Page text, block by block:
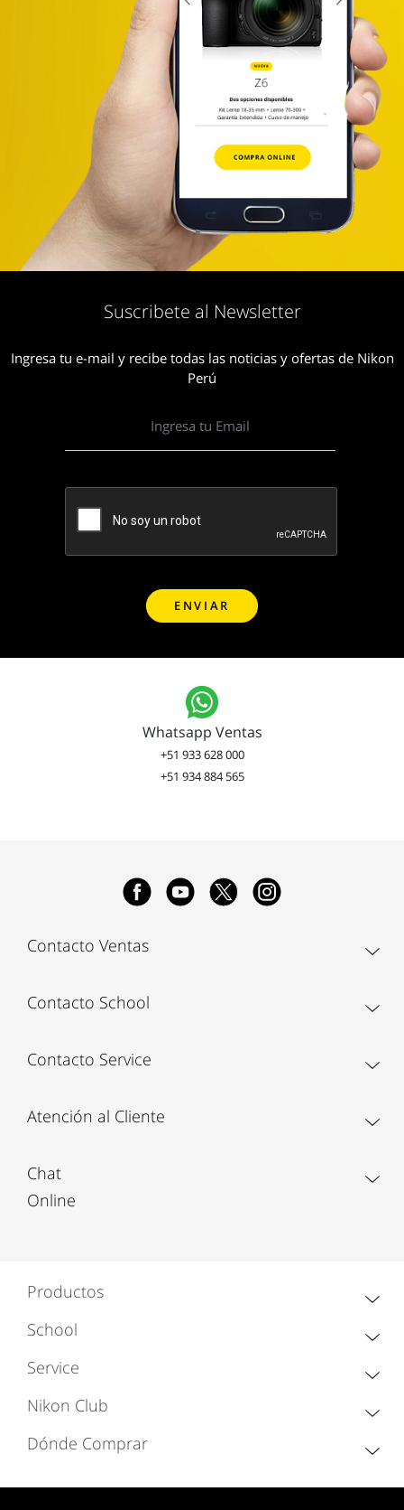
Suscribete al Newsletter
Ingresa tu e-mail y recibe todas las noticias y ofertas de Nikon
Perú
Whatsapp Ventas
+51 933 628 000
+51 934 884 565
Contacto Ventas
Contacto School
Contacto Service
Atención al Cliente
Chat
Online
Productos
School
Service
Nikon Club
Dónde Comprar